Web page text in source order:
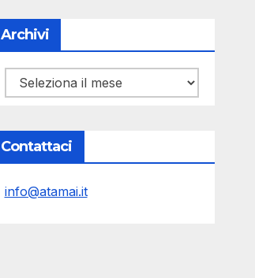
Archivi
Archivi
Contattaci
info@atamai.it